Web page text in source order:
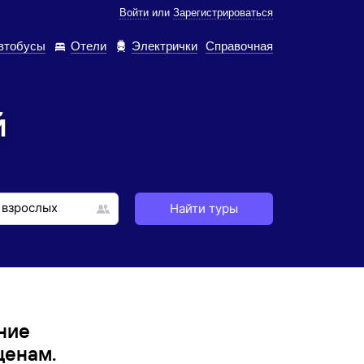
Войти или Зарегистрироваться
Отели Электрички Справочная
Найти туры